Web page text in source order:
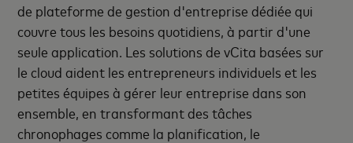
de plateforme de gestion d'entreprise dédiée qui
couvre tous les besoins quotidiens, à partir d'une
seule application. Les solutions de vCita basées sur
le cloud aident les entrepreneurs individuels et les
petites équipes à gérer leur entreprise dans son
ensemble, en transformant des tâches
chronophages comme la planification, le